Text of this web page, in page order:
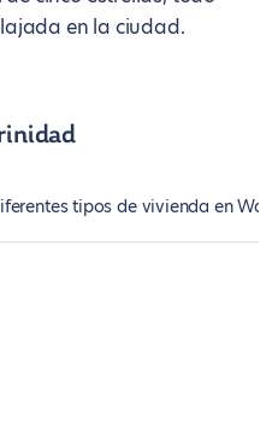
en la ciudad.
tipos de vivienda en